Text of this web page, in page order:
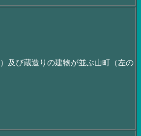
及び蔵造りの建物が並ぶ山町（左の